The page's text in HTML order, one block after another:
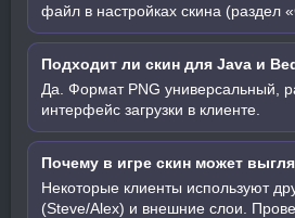
файл в настройках скина (раздел
Подходит ли скин для Java и
Да. Формат PNG универсальный,
интерфейс загрузки в клиенте.
Почему в игре скин может
Некоторые клиенты используют
(Steve/Alex) и внешние слои.